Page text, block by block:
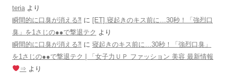
teria より
瞬間的に口臭が消える⁈ に [ET] 寝起きのキス前に…30秒！「強烈口
臭」を1さじの●●で撃退テク より
瞬間的に口臭が消える⁈ に 寝起きのキス前に…30秒！「強烈口臭」
を1さじの●●で撃退テク | 「女子力ＵＰ ファッション 美容 最新情報
⇒ より